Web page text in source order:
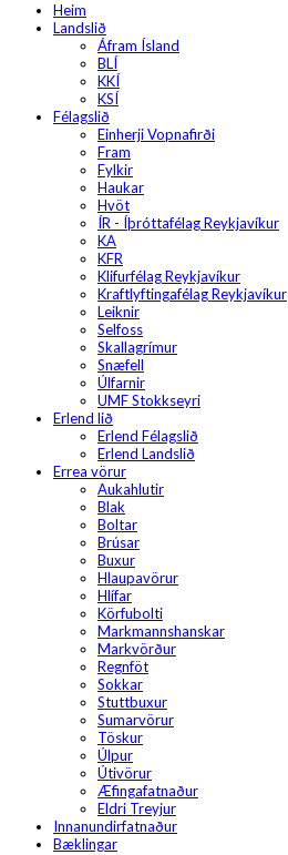
Heim
Landslið
Áfram Ísland
BLÍ
KKÍ
KSÍ
Félagslið
Einherji Vopnafirði
Fram
Fylkir
Haukar
Hvöt
ÍR - Íþróttafélag Reykjavíkur
KA
KFR
Klifurfélag Reykjavíkur
Kraftlyftingafélag Reykjavíkur
Leiknir
Selfoss
Skallagrímur
Snæfell
Úlfarnir
UMF Stokkseyri
Erlend lið
Erlend Félagslið
Erlend Landslið
Errea vörur
Aukahlutir
Blak
Boltar
Brúsar
Buxur
Hlaupavörur
Hlífar
Körfubolti
Markmannshanskar
Markvörður
Regnföt
Sokkar
Stuttbuxur
Sumarvörur
Töskur
Úlpur
Útivörur
Æfingafatnaður
Eldri Treyjur
Innanundirfatnaður
Bæklingar